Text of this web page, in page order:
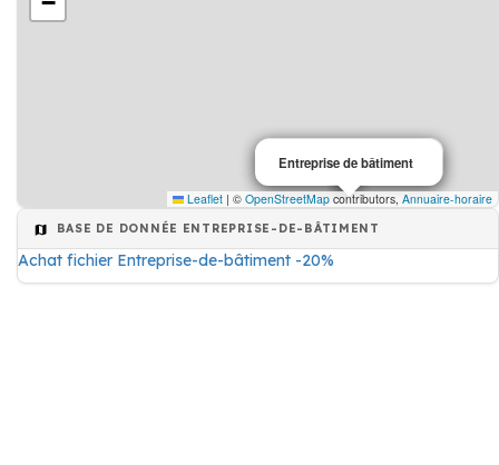
Entreprise de bâtiment
Entreprise de bâtiment
Leaflet | © OpenStreetMap contributors, Annuaire-horaire
BASE DE DONNÉE ENTREPRISE-DE-BÂTIMENT
Achat fichier Entreprise-de-bâtiment -20%